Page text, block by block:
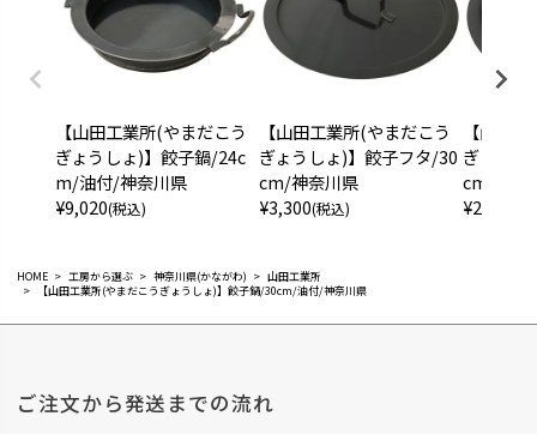
HOME 工房から選ぶ 神奈川県(かながわ)
山田工業所
【山田工業所(やまだこうぎょうしょ)】餃子鍋/30cm/油付/神奈川県
【山田工業所(やまだこう
ぎょうしょ)】餃子鍋/24c
m/油付/神奈川県
¥9,020(税込)
【山田工業所(やまだこう
ぎょうしょ)】餃子フタ/30
cm/神奈川県
¥3,300(税込)
【山田
ぎょうし
cm/神奈
¥2,640
ご注文から発送までの流れ